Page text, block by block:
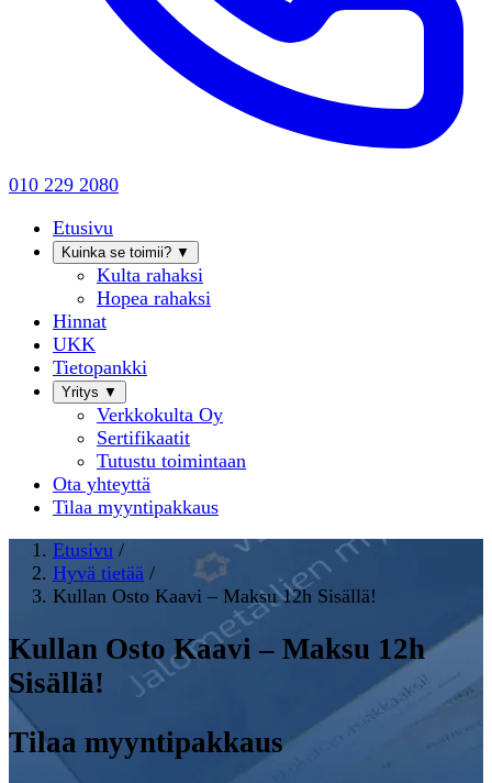
010 229 2080
Etusivu
Kuinka se toimii? ▼
Kulta rahaksi
Hopea rahaksi
Hinnat
UKK
Tietopankki
Yritys ▼
Verkkokulta Oy
Sertifikaatit
Tutustu toimintaan
Ota yhteyttä
Tilaa myyntipakkaus
Etusivu /
Hyvä tietää /
Kullan Osto Kaavi – Maksu 12h Sisällä!
Kullan Osto Kaavi – Maksu 12h
Sisällä!
Tilaa myyntipakkaus